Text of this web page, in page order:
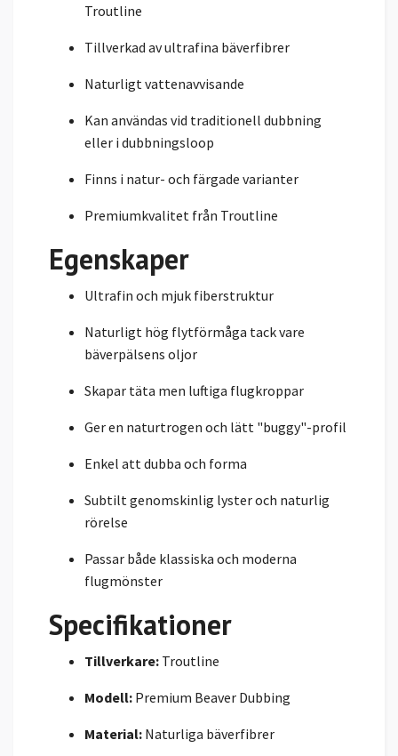
Troutline
Tillverkad av ultrafina bäverfibrer
Naturligt vattenavvisande
Kan användas vid traditionell dubbning
eller i dubbningsloop
Finns i natur- och färgade varianter
Premiumkvalitet från Troutline
Egenskaper
Ultrafin och mjuk fiberstruktur
Naturligt hög flytförmåga tack vare
bäverpälsens oljor
Skapar täta men luftiga flugkroppar
Ger en naturtrogen och lätt "buggy"-profil
Enkel att dubba och forma
Subtilt genomskinlig lyster och naturlig
rörelse
Passar både klassiska och moderna
flugmönster
Specifikationer
Tillverkare: Troutline
Modell: Premium Beaver Dubbing
Material: Naturliga bäverfibrer